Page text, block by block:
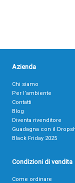
Azienda
Chi siamo
Per l’ambiente
Contatti
Blog
Diventa rivenditore
Guadagna con il
Black Friday 2025
Condizioni di vendita
Come ordinare